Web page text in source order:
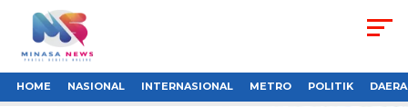
HOME NASIONAL INTERNASIONAL METRO POLITIK